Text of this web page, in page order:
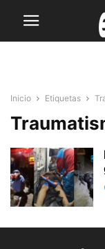
Inicio Etiquetas